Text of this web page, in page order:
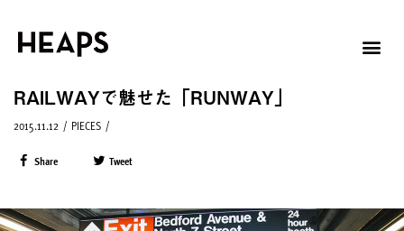
RAILWAYで魅せた「RUNWAY」
2015.11.12 / PIECES /
Share Tweet